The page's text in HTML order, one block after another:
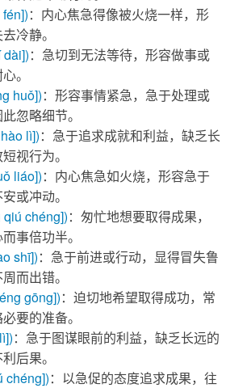
：内心焦急得像被火烧一样，形
冷静。
dài])：急切到无法等待，形容做事或
。
huǒ])：形容事情紧急，急于处理或
忽略细节。
lì])：急于追求成就和利益，缺乏长
视行为。
liáo])：内心焦急如火烧，形容急于
或冲动。
qiú chéng])：匆忙地想要取得成果，
事倍功半。
shī])：急于前进或行动，显得冒失鲁
而出错。
gōng])：迫切地希望取得成功，常
要的准备。
：急于图谋眼前的利益，缺乏长远的
后果。
chéng])：以急促的态度追求成果，往